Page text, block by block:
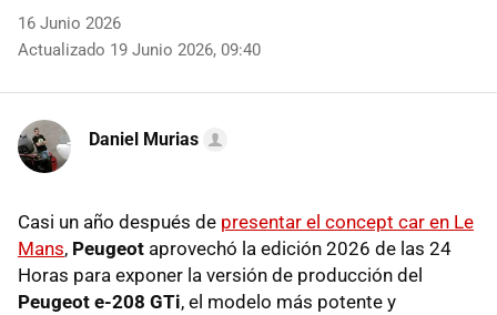
16 Junio 2026
Actualizado 19 Junio 2026, 09:40
Daniel Murias
Casi un año después de presentar el concept car en Le
Mans, Peugeot aprovechó la edición 2026 de las 24
Horas para exponer la versión de producción del
Peugeot e-208 GTi, el modelo más potente y